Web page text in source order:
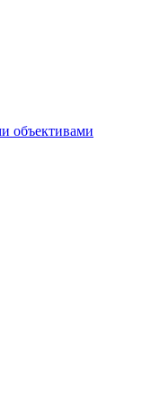
объективами